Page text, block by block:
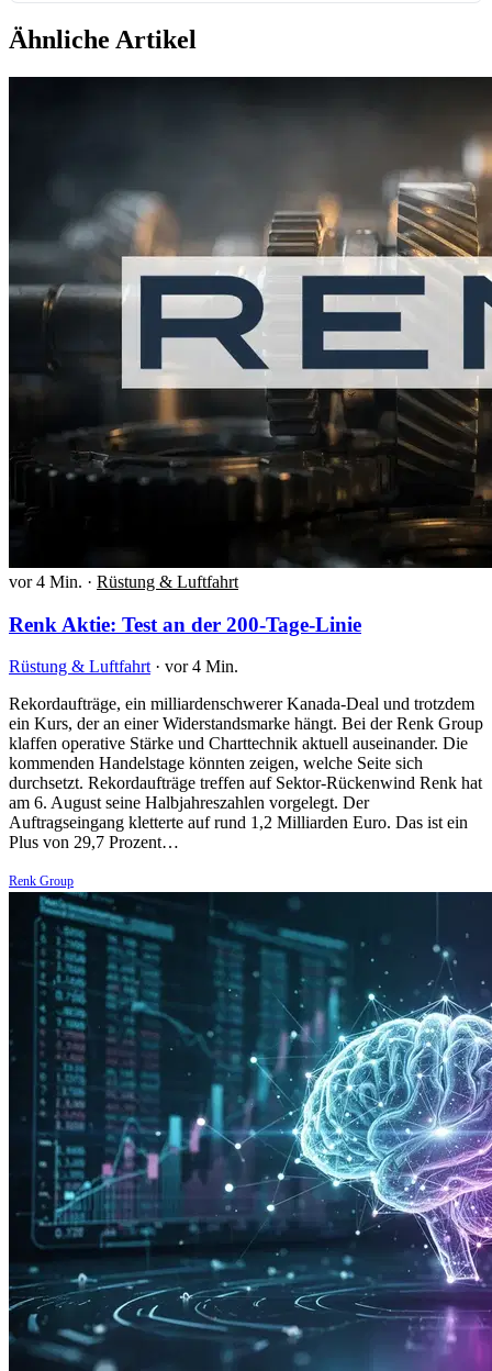
Ähnliche Artikel
vor 4 Min. · Rüstung & Luftfahrt
Renk Aktie: Test an der 200-Tage-Linie
Rüstung & Luftfahrt · vor 4 Min.
Rekordaufträge, ein milliardenschwerer Kanada-Deal und trotzdem
ein Kurs, der an einer Widerstandsmarke hängt. Bei der Renk Group
klaffen operative Stärke und Charttechnik aktuell auseinander. Die
kommenden Handelstage könnten zeigen, welche Seite sich
durchsetzt. Rekordaufträge treffen auf Sektor-Rückenwind Renk hat
am 6. August seine Halbjahreszahlen vorgelegt. Der
Auftragseingang kletterte auf rund 1,2 Milliarden Euro. Das ist ein
Plus von 29,7 Prozent…
Renk Group